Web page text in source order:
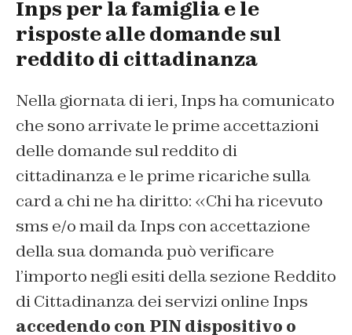
Inps per la famiglia e le
risposte alle domande sul
reddito di cittadinanza
Nella giornata di ieri, Inps ha comunicato
che sono arrivate le prime accettazioni
delle domande sul reddito di
cittadinanza e le prime ricariche sulla
card a chi ne ha diritto: «Chi ha ricevuto
sms e/o mail da Inps con accettazione
della sua domanda può verificare
l’importo negli esiti della sezione Reddito
di Cittadinanza dei servizi online Inps
accedendo con PIN dispositivo o